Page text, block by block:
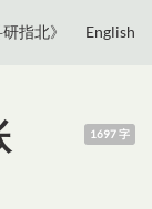
指北》 English
1697 字